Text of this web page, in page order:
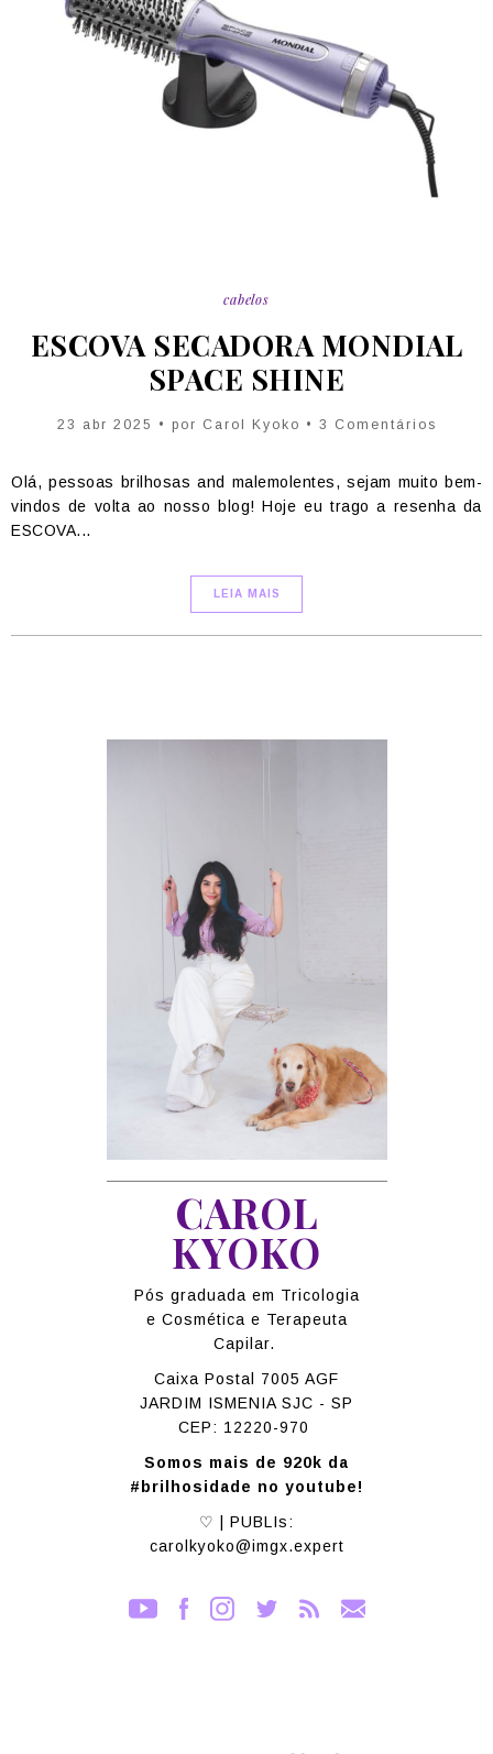
cabelos
ESCOVA SECADORA MONDIAL
SPACE SHINE
23 abr 2025 • por Carol Kyoko • 3 Comentários
Olá, pessoas brilhosas and malemolentes, sejam muito bem-
vindos de volta ao nosso blog! Hoje eu trago a resenha da
ESCOVA...
LEIA MAIS
CAROL
KYOKO
Pós graduada em Tricologia
e Cosmética e Terapeuta
Capilar.
Caixa Postal 7005 AGF
JARDIM ISMENIA SJC - SP
CEP: 12220-970
Somos mais de 920k da
#brilhosidade no youtube!
♡ | PUBLIs:
carolkyoko@imgx.expert